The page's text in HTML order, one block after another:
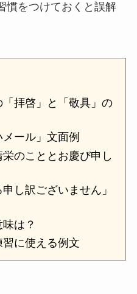
慣をつけておくと誤解
拝啓」と「敬具」の
ール」文面例
栄のこととお慶び申し
し訳ございません」
は？
に使える例文